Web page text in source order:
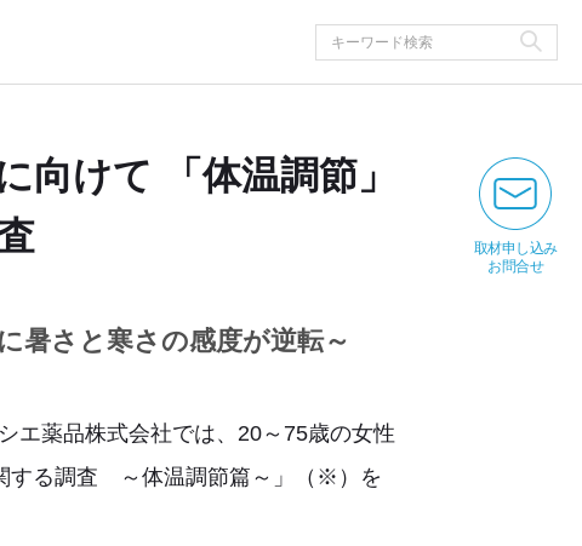
向けて 「体温調節」
暑さと寒さの感度が逆転～
エ薬品株式会社では、20～75歳の女性
する調査 ～体温調節篇～」（※）を
取材申し込み
お問合せ